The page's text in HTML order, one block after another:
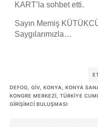
KART’la sohbet etti.
Sayın Memiş
Saygılarımızla…
DEFOG, GİV, KONYA, KONYA
KONGRE MERKEZI, TÜRKIYE
GIRIŞIMCI BULUŞMASI